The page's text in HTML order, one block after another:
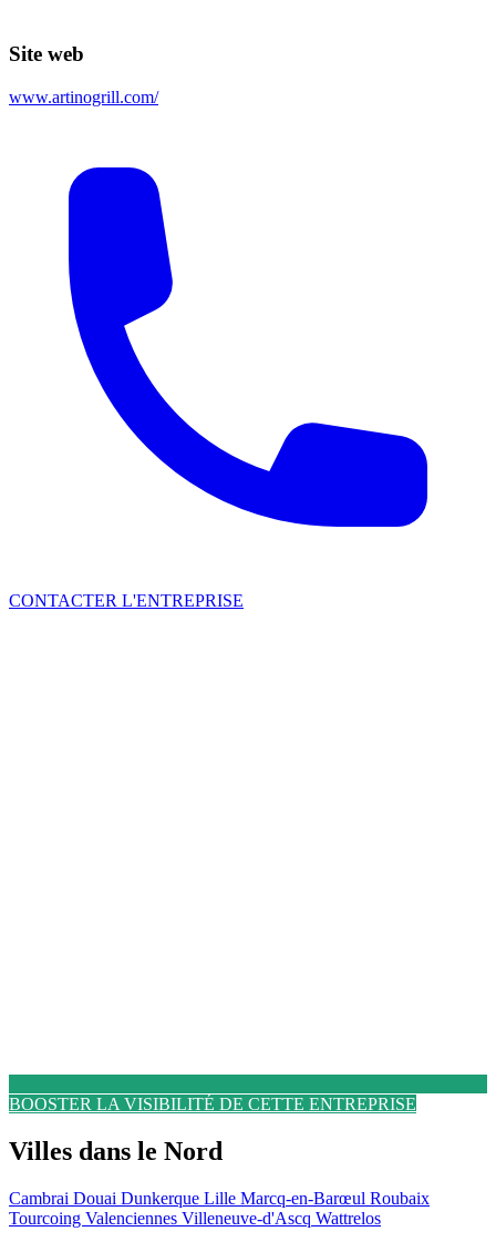
Site web
www.artinogrill.com/
CONTACTER L'ENTREPRISE
BOOSTER LA VISIBILITÉ DE CETTE ENTREPRISE
Villes dans le Nord
Cambrai Douai Dunkerque Lille Marcq-en-Barœul Roubaix
Tourcoing Valenciennes Villeneuve-d'Ascq Wattrelos